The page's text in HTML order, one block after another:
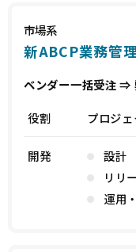
市場系
新ABCP業務管
ベンダー一括受注 ⇒
役割
プロジ
開発
設計
リリ
運用